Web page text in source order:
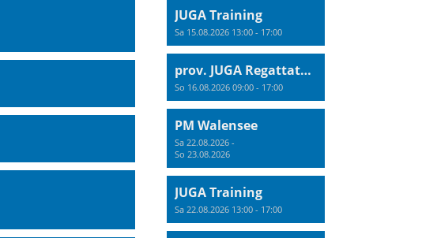
JUGA Training
Sa 15.08.2026 13:00 - 17:00
prov. JUGA Regattatraining
So 16.08.2026 09:00 - 17:00
PM Walensee
Sa 22.08.2026 -
So 23.08.2026
JUGA Training
Sa 22.08.2026 13:00 - 17:00